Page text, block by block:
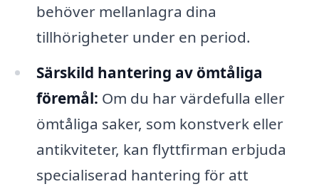
behöver mellanlagra dina
tillhörigheter under en period.
Särskild hantering av ömtåliga
föremål: Om du har värdefulla eller
ömtåliga saker, som konstverk eller
antikviteter, kan flyttfirman erbjuda
specialiserad hantering för att